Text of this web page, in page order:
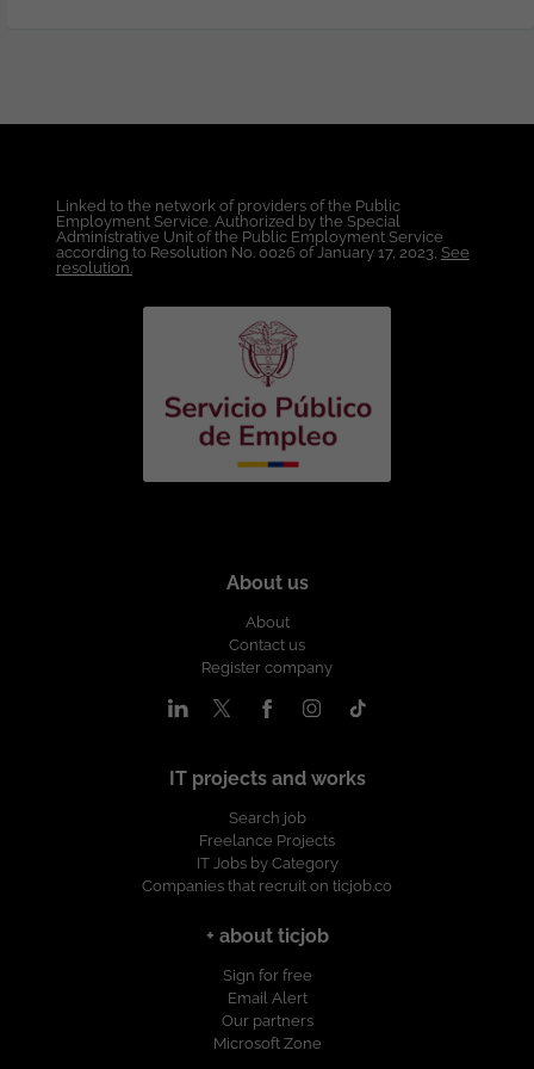
Conocimientos indispensables: Angular
(versión 14 o superior). TypeScript. RxJS.
HTML5. CSS3 y SCSS. Angular Material.
y control de versiones. SQL Server o
PostgreSQL. Conocimientos deseables:
Desarrollo Backend con .NET Core, C# o
Node.js, NestJS. Desarrollo de APIs REST.
Autenticación mediante JWT. Azure
DevOps o GitHub. Integración y
despliegue continuo (CI/CD). Docker.
Plataformas Cloud (Azure o AWS).
Lunes a viernes - Horario de oficina.
¡Postúlate y haz parte de un equipo que
impulsa soluciones tecnológicas
innovadoras! Esta oferta de trabajo es
ticjob.co
Linked to the network of providers of the Public
Employment Service. Authorized by the Special
Administrative Unit of the Public Employment Service
according to Resolution No. 0026 of January 17, 2023, See
resolution.
About us
About
Contact us
Register company
IT projects and works
Search job
Freelance Projects
IT Jobs by Category
Companies that recruit on ticjob.co
+ about ticjob
Sign for free
Email Alert
Our partners
Microsoft Zone